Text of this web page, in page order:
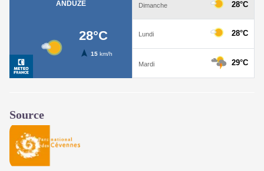
Source